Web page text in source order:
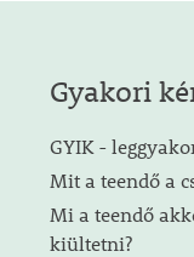
Gyakori
GYIK -
Mit a teendő a
Mi a teendő
kiültetni?